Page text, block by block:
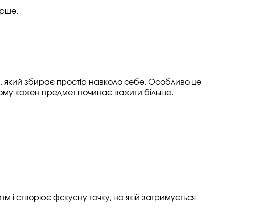
який збирає простір навколо себе. Особливо це
кожен предмет починає важити більше.
і створює фокусну точку, на якій затримується